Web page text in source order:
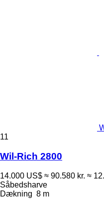
11
Wil-Rich 2800
14.000 US$ ≈ 90.580 kr. ≈
Såbedsharve
Dækning 8 m